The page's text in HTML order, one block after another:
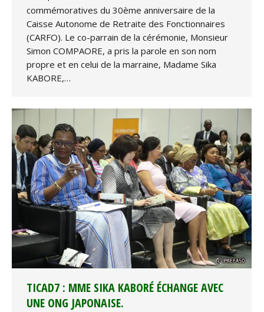
commémoratives du 30ème anniversaire de la
Caisse Autonome de Retraite des Fonctionnaires
(CARFO). Le co-parrain de la cérémonie, Monsieur
Simon COMPAORE, a pris la parole en son nom
propre et en celui de la marraine, Madame Sika
KABORE,…
TICAD7 : MME SIKA KABORÉ ÉCHANGE AVEC
UNE ONG JAPONAISE.